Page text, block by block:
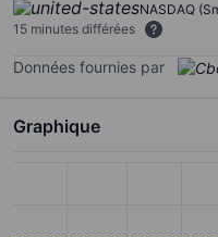
NASDAQ
15 minutes différées
Données fournies par
Graphique